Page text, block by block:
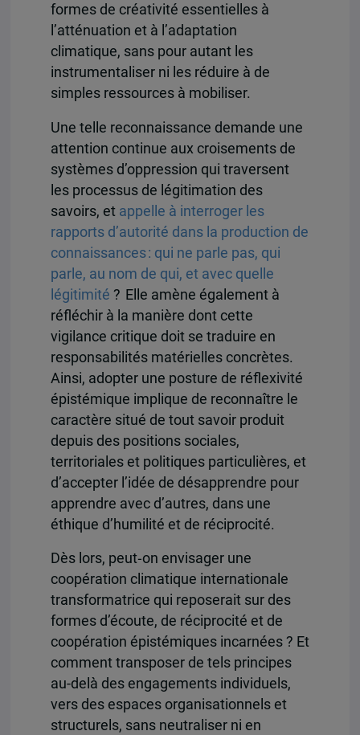
formes de créativité essentielles à
l’atténuation et à l’adaptation
climatique, sans pour autant les
instrumentaliser ni les réduire à de
simples ressources à mobiliser.
Une telle reconnaissance demande une
attention continue aux croisements de
systèmes d’oppression qui traversent
les processus de légitimation des
savoirs, et appelle à interroger les
rapports d’autorité dans la production de
connaissances : qui ne parle pas, qui
parle, au nom de qui, et avec quelle
légitimité ? Elle amène également à
réfléchir à la manière dont cette
vigilance critique doit se traduire en
responsabilités matérielles concrètes.
Ainsi, adopter une posture de réflexivité
épistémique implique de reconnaître le
caractère situé de tout savoir produit
depuis des positions sociales,
territoriales et politiques particulières, et
d’accepter l’idée de désapprendre pour
apprendre avec d’autres, dans une
éthique d’humilité et de réciprocité.
Dès lors, peut‑on envisager une
coopération climatique internationale
transformatrice qui reposerait sur des
formes d’écoute, de réciprocité et de
coopération épistémiques incarnées ? Et
comment transposer de tels principes
au-delà des engagements individuels,
vers des espaces organisationnels et
structurels, sans neutraliser ni en